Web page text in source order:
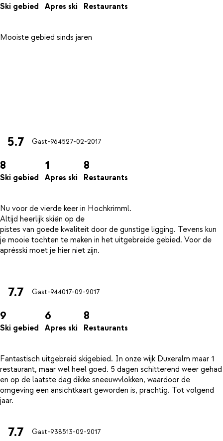
Ski gebied Apres ski Restaurants
Mooiste gebied sinds jaren
5.7 Gast-964527-02-2017
8
Ski gebied
1
Apres ski
8
Restaurants
Nu voor de vierde keer in Hochkrimml.
Altijd heerlijk skiën op de
pistes van goede kwaliteit door de gunstige ligging. Tevens kun
je mooie tochten te maken in het uitgebreide gebied. Voor de
aprèsski moet je hier niet zijn.
7.7 Gast-944017-02-2017
9
Ski gebied
6
Apres ski
8
Restaurants
Fantastisch uitgebreid skigebied. In onze wijk Duxeralm maar 1
restaurant, maar wel heel goed. 5 dagen schitterend weer gehad
en op de laatste dag dikke sneeuwvlokken, waardoor de
omgeving een ansichtkaart geworden is, prachtig. Tot volgend
7.7 Gast-938513-02-2017